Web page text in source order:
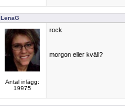
LenaG
Antal inlägg:
19975
rock
morgon eller kväll?